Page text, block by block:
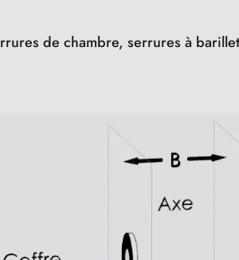
de chambre, serrures à